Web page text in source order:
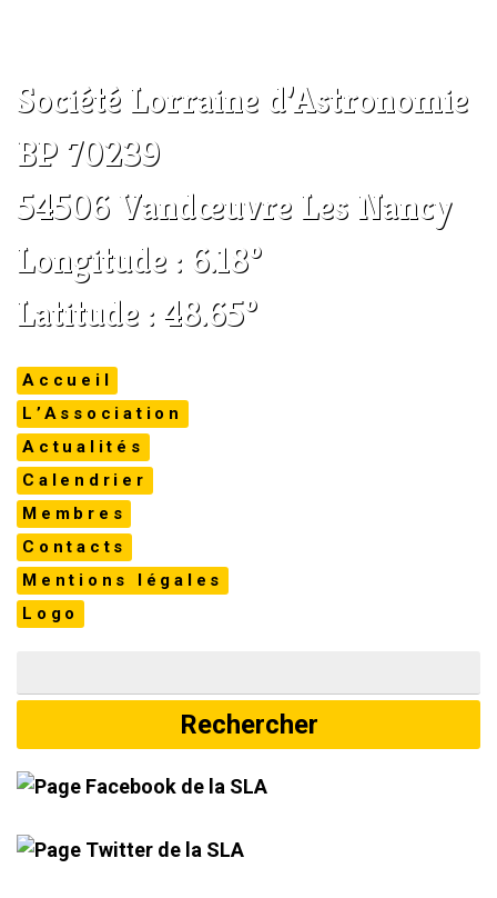
Société Lorraine d’Astronomie
BP 70239
54506 Vandœuvre Les Nancy
Longitude : 6.18°
Latitude : 48.65°
Accueil
L’Association
Actualités
Calendrier
Membres
Contacts
Mentions légales
Logo